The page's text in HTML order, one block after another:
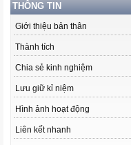
THÔNG TIN
Giới thiệu bản thân
Thành tích
Chia sẻ kinh nghiệm
Lưu giữ kỉ niệm
Hình ảnh hoạt động
Liên kết nhanh